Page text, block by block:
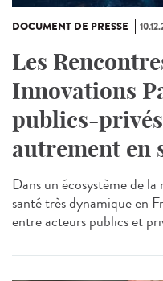
DOCUMENT DE PRESSE
Les
Innovations
publics-
autrement en
Dans un écosystème de
santé très dynamique en
entre acteurs publics et